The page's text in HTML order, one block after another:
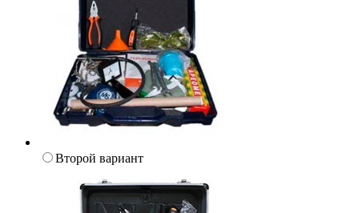
Второй вариант